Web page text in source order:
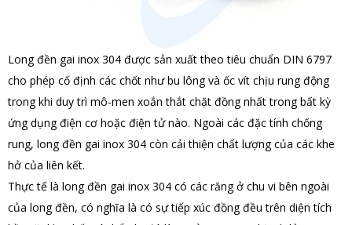
Long đền gai inox 304 được sản xuất theo tiêu chuẩn DIN 6797
cho phép cố định các chốt như bu lông và ốc vít chịu rung động
trong khi duy trì mô-men xoắn thắt chặt đồng nhất trong bất kỳ
ứng dụng điện cơ hoặc điện tử nào. Ngoài các đặc tính chống
rung, long đền gai inox 304 còn cải thiện chất lượng của các khe
hở của liên kết.
Thực tế là long đền gai inox 304 có các răng ở chu vi bên ngoài
của long đền, có nghĩa là có sự tiếp xúc đồng đều trên diện tích